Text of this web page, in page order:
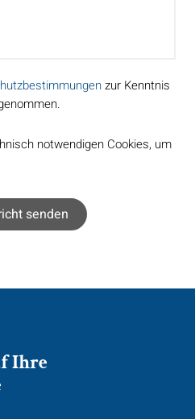
zur Kenntnis
notwendigen Cookies, um
Ihre